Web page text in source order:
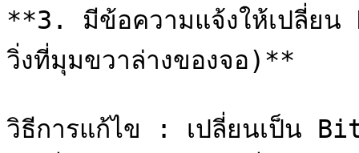
**3. มีข้อความแจ้งให้เปลี่ย
วิ่งที่มุมขวาล่างของจอ)**
วิธีการแก้ไข : เปลี่ยนเป็น